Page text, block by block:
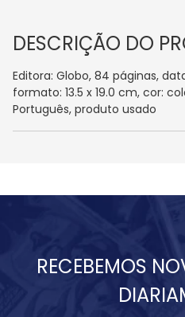
DESCRIÇÃO DO
Editora: Globo, 84 páginas,
formato: 13.5 x 19.0 cm, cor:
Português, produto usado
RECEBEMOS